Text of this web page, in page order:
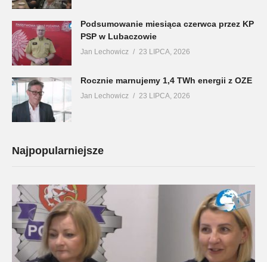
Podsumowanie miesiąca czerwca przez KP
PSP w Lubaczowie
Jan Lechowicz 23 LIPCA, 2026
Rocznie marnujemy 1,4 TWh energii z OZE
Jan Lechowicz 23 LIPCA, 2026
Najpopularniejsze